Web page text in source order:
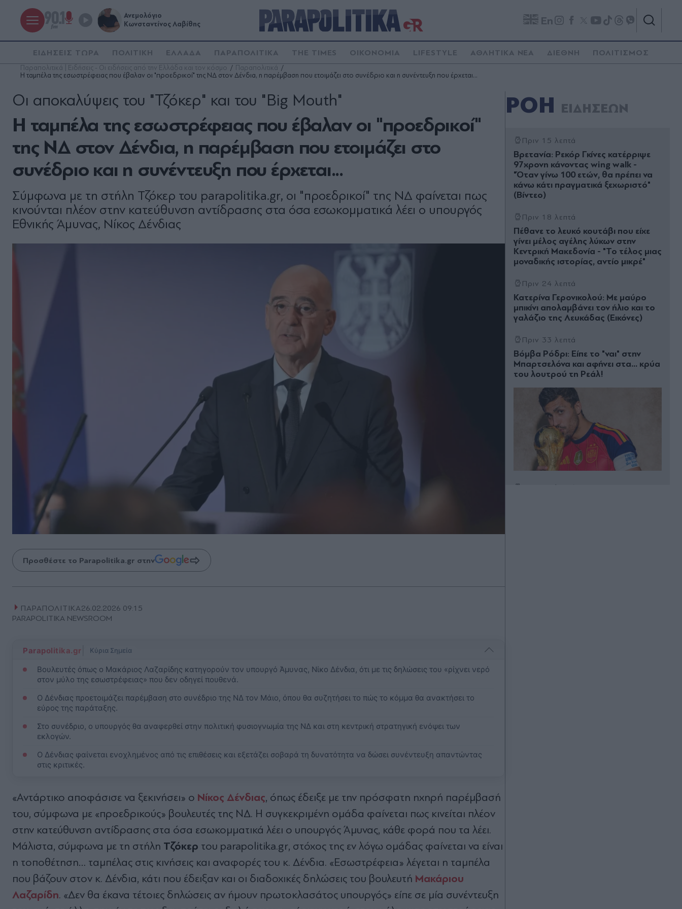
Ανεμολόγιο
Κωνσταντίνος Λαβίθης
En
ΕΙΔΗΣΕΙΣ ΤΩΡΑ ΠΟΛΙΤΙΚΗ ΕΛΛΑΔΑ ΠΑΡΑΠΟΛΙΤΙΚΑ THE TIMES ΟΙΚΟΝΟΜΙΑ LIFESTYLE ΑΘΛΗΤΙΚΑ ΝΕΑ ΔΙΕΘΝΗ ΠΟΛΙΤΙΣΜΟΣ
Παραπολιτικά | Ειδήσεις - Οι ειδήσεις από την Ελλάδα και τον κόσμο
Παραπολιτικά
Η ταμπέλα της εσωστρέφειας που έβαλαν οι "προεδρικοί" της ΝΔ στον Δένδια, η παρέμβαση που ετοιμάζει στο συνέδριο και η συνέντευξη που έρχεται...
Η ταμπέλα της εσωστρέφειας που έβαλαν οι "προεδρικοί"
της ΝΔ στον Δένδια, η παρέμβαση που ετοιμάζει στο
συνέδριο και η συνέντευξη που έρχεται...
Οι αποκαλύψεις του "Τζόκερ" και του "Big Mouth"
Σύμφωνα με τη στήλη Τζόκερ του parapolitika.gr, οι "προεδρικοί" της ΝΔ φαίνεται πως
κινούνται πλέον στην κατεύθυνση αντίδρασης στα όσα εσωκομματικά λέει ο υπουργός
Εθνικής Άμυνας, Νίκος Δένδιας
Προσθέστε το Parapolitika.gr στην
ΠΑΡΑΠΟΛΙΤΙΚΑ26.02.2026 09:15
PARAPOLITIKA NEWSROOM
Parapolitika.gr Κύρια Σημεία
Βουλευτές όπως ο Μακάριος Λαζαρίδης κατηγορούν τον υπουργό Άμυνας, Νίκο Δένδια, ότι με τις δηλώσεις του «ρίχνει νερό
στον μύλο της εσωστρέφειας» που δεν οδηγεί πουθενά.
Ο Δένδιας προετοιμάζει παρέμβαση στο συνέδριο της ΝΔ τον Μάιο, όπου θα συζητήσει το πώς το κόμμα θα ανακτήσει το
εύρος της παράταξης.
Στο συνέδριο, ο υπουργός θα αναφερθεί στην πολιτική φυσιογνωμία της ΝΔ και στη κεντρική στρατηγική ενόψει των
εκλογών.
Ο Δένδιας φαίνεται ενοχλημένος από τις επιθέσεις και εξετάζει σοβαρά τη δυνατότητα να δώσει συνέντευξη απαντώντας
στις κριτικές.
«Αντάρτικο αποφάσισε να ξεκινήσει» ο Νίκος Δένδιας, όπως έδειξε με την πρόσφατη ηχηρή παρέμβασή
του, σύμφωνα με «προεδρικούς» βουλευτές της ΝΔ. Η συγκεκριμένη ομάδα φαίνεται πως κινείται πλέον
στην κατεύθυνση αντίδρασης στα όσα εσωκομματικά λέει ο υπουργός Άμυνας, κάθε φορά που τα λέει.
Μάλιστα, σύμφωνα με τη στήλη Τζόκερ του parapolitika.gr, στόχος της εν λόγω ομάδας φαίνεται να είναι
η τοποθέτηση… ταμπέλας στις κινήσεις και αναφορές του κ. Δένδια. «Εσωστρέφεια» λέγεται η ταμπέλα
που βάζουν στον κ. Δένδια, κάτι που έδειξαν και οι διαδοχικές δηλώσεις του βουλευτή Μακάριου
Λαζαρίδη. «Δεν θα έκανα τέτοιες δηλώσεις αν ήμουν πρωτοκλασάτος υπουργός» είπε σε μία συνέντευξη
ΡΟΗ ΕΙΔΗΣΕΩΝ
Πριν 15 λεπτά
Βρετανία: Ρεκόρ Γκίνες κατέρριψε
97χρονη κάνοντας wing walk -
"Όταν γίνω 100 ετών, θα πρέπει να
κάνω κάτι πραγματικά ξεχωριστό"
(Βίντεο)
Πριν 18 λεπτά
Πέθανε το λευκό κουτάβι που είχε
γίνει μέλος αγέλης λύκων στην
Κεντρική Μακεδονία - "Το τέλος μιας
μοναδικής ιστορίας, αντίo μικρέ"
Πριν 24 λεπτά
Κατερίνα Γερονικολού: Με μαύρο
μπικίνι απολαμβάνει τον ήλιο και το
γαλάζιο της Λευκάδας (Εικόνες)
Πριν 33 λεπτά
Βόμβα Ρόδρι: Είπε το "ναι" στην
Μπαρτσελόνα και αφήνει στα... κρύα
του λουτρού τη Ρεάλ!
Πριν 35 λεπτά